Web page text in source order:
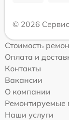
© 2026
Стоимость
Оплата и
Контакты
Вакансии
О компании
Ремонтируемые
Наши услуги